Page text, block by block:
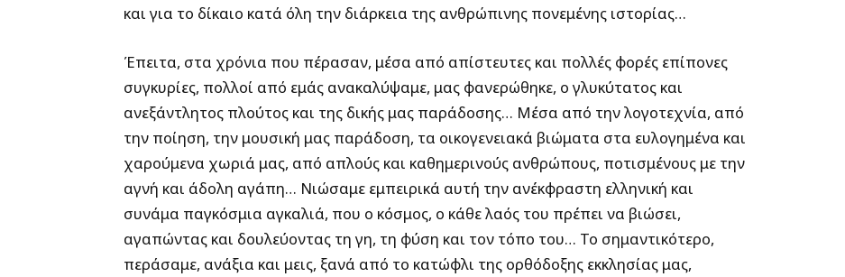
και για το δίκαιο κατά όλη την διάρκεια της ανθρώπινης πονεμένης ιστορίας…
Έπειτα, στα χρόνια που πέρασαν, μέσα από απίστευτες και πολλές φορές επίπονες
συγκυρίες, πολλοί από εμάς ανακαλύψαμε, μας φανερώθηκε, ο γλυκύτατος και
ανεξάντλητος πλούτος και της δικής μας παράδοσης… Μέσα από την λογοτεχνία, από
την ποίηση, την μουσική μας παράδοση, τα οικογενειακά βιώματα στα ευλογημένα και
χαρούμενα χωριά μας, από απλούς και καθημερινούς ανθρώπους, ποτισμένους με την
αγνή και άδολη αγάπη… Νιώσαμε εμπειρικά αυτή την ανέκφραστη ελληνική και
συνάμα παγκόσμια αγκαλιά, που ο κόσμος, ο κάθε λαός του πρέπει να βιώσει,
αγαπώντας και δουλεύοντας τη γη, τη φύση και τον τόπο του… Το σημαντικότερο,
περάσαμε, ανάξια και μεις, ξανά από το κατώφλι της ορθόδοξης εκκλησίας μας,